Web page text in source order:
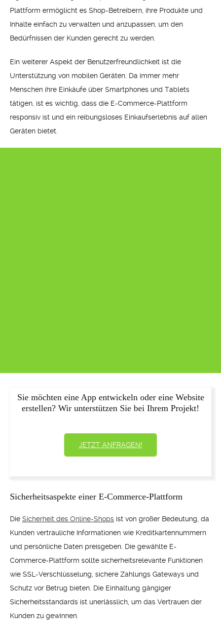
Plattform ermöglicht es Shop-Betreibern, ihre Produkte und
Inhalte einfach zu verwalten und anzupassen, um den
Bedürfnissen der Kunden gerecht zu werden.
Ein weiterer Aspekt der Benutzerfreundlichkeit ist die
Unterstützung von mobilen Geräten. Da immer mehr
Menschen ihre Einkäufe über Smartphones und Tablets
tätigen, ist es wichtig, dass die E-Commerce-Plattform
responsiv ist und ein reibungsloses Einkaufserlebnis auf allen
Geräten bietet.
Sie möchten eine App entwickeln oder eine Website
erstellen? Wir unterstützen Sie bei Ihrem Projekt!
JETZT ANFRAGEN!
Sicherheitsaspekte einer E-Commerce-Plattform
Die Sicherheit des Online-Shops ist von großer Bedeutung, da
Kunden vertrauliche Informationen wie Kreditkartennummern
und persönliche Daten preisgeben. Die gewählte E-
Commerce-Plattform sollte sicherheitsrelevante Funktionen
wie SSL-Verschlüsselung, sichere Zahlungs Gateways und
Schutz vor Betrug bieten. Die Einhaltung gängiger
Sicherheitsstandards ist unerlässlich, um das Vertrauen der
Kunden zu gewinnen.